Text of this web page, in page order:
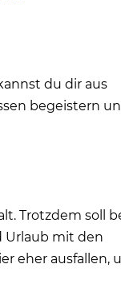
du dir aus
begeistern
Trotzdem soll
Urlaub mit den
eher ausfallen,